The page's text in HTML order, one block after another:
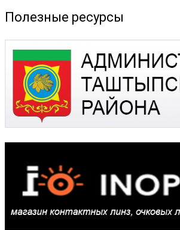
Полезные ресурсы